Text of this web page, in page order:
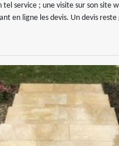
tel service ; une visite sur son site
en ligne les devis. Un devis